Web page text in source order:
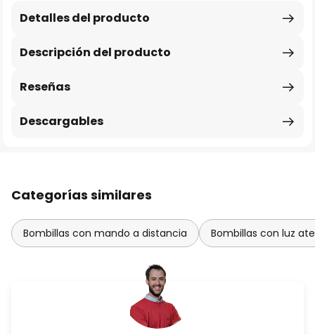
Descripción del producto
Detalles del producto
Reseñas
Descargables
Categorías similares
Bombillas con mando a distancia Bombillas con luz